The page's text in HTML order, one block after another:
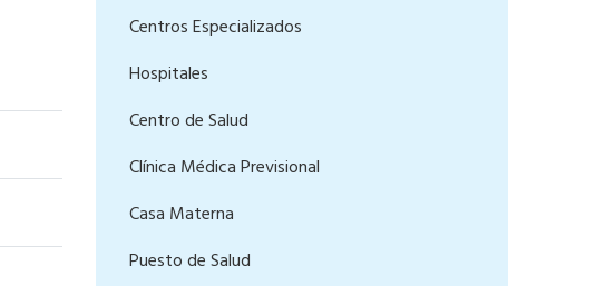
Centros Especializados
Hospitales
Centro de Salud
Clínica Médica Previsional
Casa Materna
Puesto de Salud